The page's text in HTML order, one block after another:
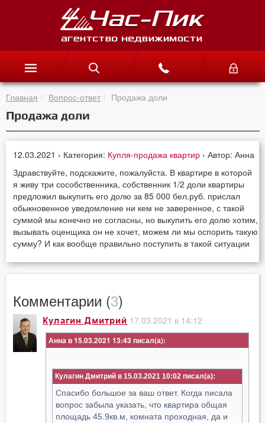
Главная Вопрос-ответ Продажа доли
Продажа доли
12.03.2021 › Категория: Купля-продажа квартир › Автор: Анна
Здравствуйте, подскажите, пожалуйста. В квартире в которой
я живу три сособственника, собственник 1/2 доли квартиры
предложил выкупить его долю за 85 000 бел.руб. прислал
обыкновенное уведомление ни кем не заверенное, с такой
суммой мы конечно не согласны, но выкупить его долю хотим,
вызывать оценщика он не хочет, можем ли мы оспорить такую
сумму? И как вообще правильно поступить в такой ситуации
Комментарии (3)
Кулагин Дмитрий 17.03.2021 в 14:12
Анна в 15.03.2021 13:43
Кулагин Дмитрий в 15.03.2021 10:02
Спасибо большое за ваш ответ. Когда писала
вопрос забыла указать, что квартира общая
площадь 45.9кв.м, комната проходная, да и